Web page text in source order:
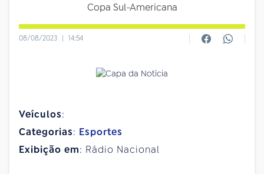
Copa Sul-Americana
08/08/2023 | 14:54
Veículos:
Categorias: Esportes
Exibição em: Rádio Nacional